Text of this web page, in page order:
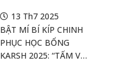
Master By Research
Úc 100% Fee
Remission +
AU$44,500/Năm
13 Th7 2025
BẬT MÍ BÍ KÍP CHINH
PHỤC HỌC BỔNG
KARSH 2025: “TẤM VÉ